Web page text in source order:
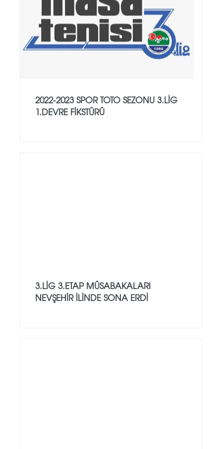
2022-2023 SPOR TOTO SEZONU 3.LİG
1.DEVRE FİKSTÜRÜ
3.LİG 3.ETAP MÜSABAKALARI
NEVŞEHİR İLİNDE SONA ERDİ